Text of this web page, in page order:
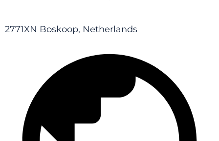
2771XN Boskoop, Netherlands